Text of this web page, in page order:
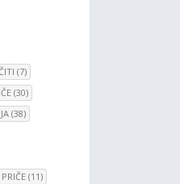
(7)
(30)
(38)
(11)